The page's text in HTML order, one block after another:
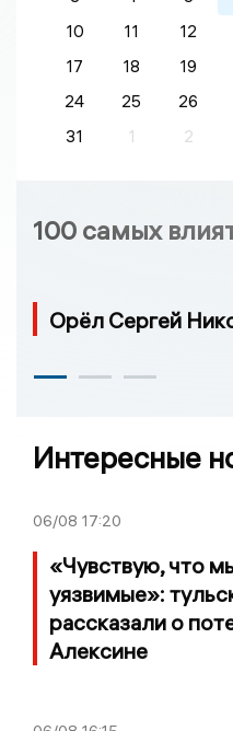
10
11 12
17
18 19
24
25 26
31
1 2
100 самых
Орёл Сергей
Интересные
06/08 17:20
«Чувствую, что
уязвимые»:
рассказали о
Алексине